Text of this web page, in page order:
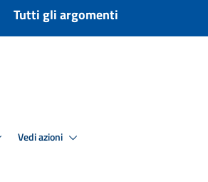
Tutti gli argomenti
Vedi azioni